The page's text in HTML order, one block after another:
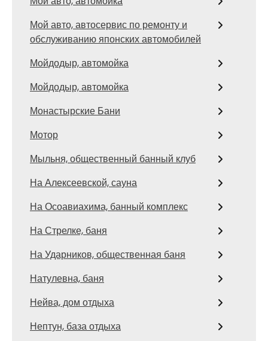
Мой авто, автосервис по ремонту и
обслуживанию японских автомобилей
Мойдодыр, автомойка
Мойдодыр, автомойка
Монастырские Бани
Мотор
Мыльня, общественный банный клуб
На Алексеевской, сауна
На Осоавиахима, банный комплекс
На Стрелке, баня
На Ударников, общественная баня
Натулевна, баня
Нейва, дом отдыха
Нептун, база отдыха